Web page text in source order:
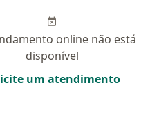
online não está
disponível
um atendimento